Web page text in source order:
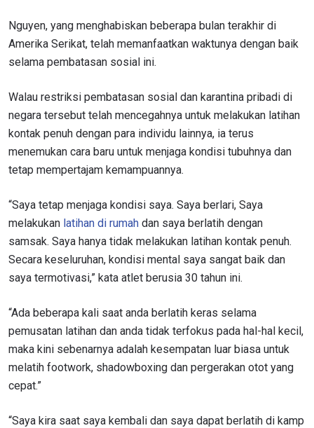
Nguyen, yang menghabiskan beberapa bulan terakhir di
Amerika Serikat, telah memanfaatkan waktunya dengan baik
selama pembatasan sosial ini.
Walau restriksi pembatasan sosial dan karantina pribadi di
negara tersebut telah mencegahnya untuk melakukan latihan
kontak penuh dengan para individu lainnya, ia terus
menemukan cara baru untuk menjaga kondisi tubuhnya dan
tetap mempertajam kemampuannya.
“Saya tetap menjaga kondisi saya. Saya berlari, Saya
melakukan latihan di rumah dan saya berlatih dengan
samsak. Saya hanya tidak melakukan latihan kontak penuh.
Secara keseluruhan, kondisi mental saya sangat baik dan
saya termotivasi,” kata atlet berusia 30 tahun ini.
“Ada beberapa kali saat anda berlatih keras selama
pemusatan latihan dan anda tidak terfokus pada hal-hal kecil,
maka kini sebenarnya adalah kesempatan luar biasa untuk
melatih footwork, shadowboxing dan pergerakan otot yang
cepat.”
“Saya kira saat saya kembali dan saya dapat berlatih di kamp